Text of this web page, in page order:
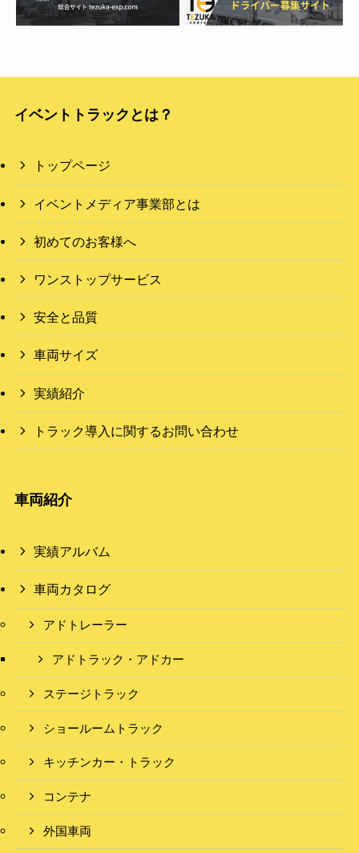
イベントトラックとは？
トップページ
イベントメディア事業部とは
初めてのお客様へ
ワンストップサービス
安全と品質
車両サイズ
実績紹介
トラック導入に関するお問い合わせ
車両紹介
実績アルバム
車両カタログ
アドトレーラー
アドトラック・アドカー
ステージトラック
ショールームトラック
キッチンカー・トラック
コンテナ
外国車両